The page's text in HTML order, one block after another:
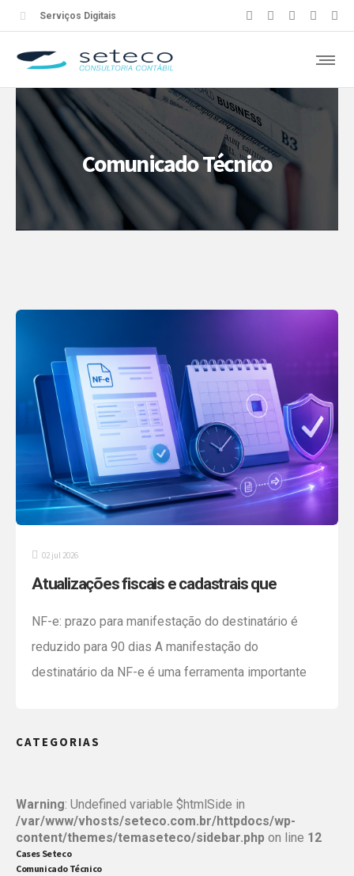
Serviços Digitais
Comunicado Técnico
02 jul 2026
Atualizações fiscais e cadastrais que
NF-e: prazo para manifestação do destinatário é
reduzido para 90 dias A manifestação do
destinatário da NF-e é uma ferramenta importante
operação foi confirmada, desconhecida ou não
dias, […]
CATEGORIAS
Warning: Undefined variable $htmlSide in
/var/www/vhosts/seteco.com.br/httpdocs/wp-
content/themes/temaseteco/sidebar.php on line 12
Cases Seteco
Comunicado Técnico